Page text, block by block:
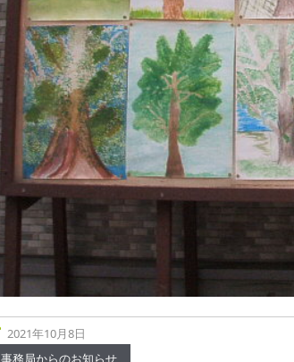
2021年10月8日
事務局からのお知らせ